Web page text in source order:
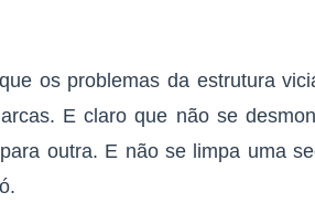
os problemas da estrutura
E claro que não se
outra. E não se limpa uma